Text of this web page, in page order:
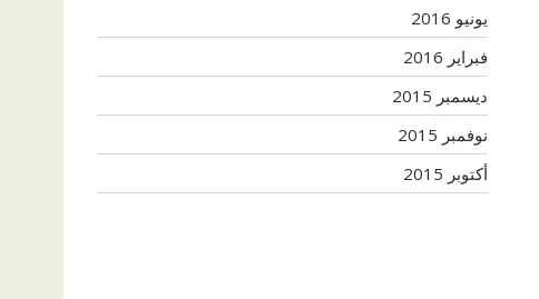
يونيو 2016
فبراير 2016
ديسمبر 2015
نوفمبر 2015
أكتوبر 2015